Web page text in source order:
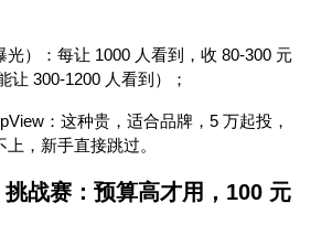
光）：每让 1000 人看到，收 80-300 元
让 300-1200 人看到）；
：这种贵，适合品牌， 5 万起投，
上，新手直接跳过。
挑战赛：预算高才用， 100 元